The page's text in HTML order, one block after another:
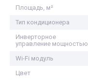
Площадь, м²
Тип кондиционера
Инверторное
управление мощностью
Wi-Fi модуль
Цвет